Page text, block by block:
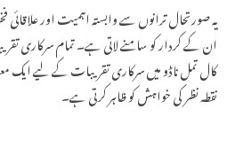
یہ صورتحال ترانوں سے وابستہ اہمیت اور علاقائی
ان کے کردار کو سامنے لاتی ہے۔ تمام سرکاری
کال تمل ناڈو میں سرکاری تقریبات کے لیے ایک
نقطہ نظر کی خواہش کو ظاہر کرتی ہے۔